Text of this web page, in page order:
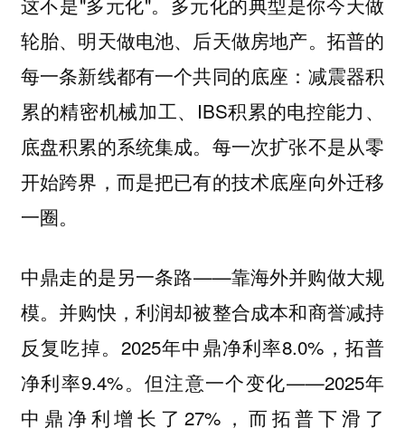
轮胎、明天做电池、后天做房地产。拓普的
每一条新线都有一个共同的底座：减震器积
累的精密机械加工、IBS积累的电控能力、
底盘积累的系统集成。每一次扩张不是从零
开始跨界，而是把已有的技术底座向外迁移
一圈。
中鼎走的是另一条路——靠海外并购做大规
模。并购快，利润却被整合成本和商誉减持
反复吃掉。2025年中鼎净利率8.0%，拓普
净利率9.4%。但注意一个变化——2025年
中鼎净利增长了27%，而拓普下滑了